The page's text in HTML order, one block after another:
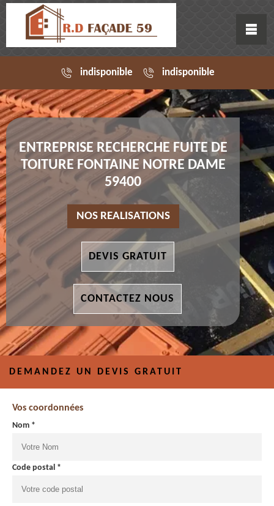
indisponible indisponible
ENTREPRISE RECHERCHE FUITE DE
TOITURE FONTAINE NOTRE DAME
59400
NOS REALISATIONS
DEVIS GRATUIT
CONTACTEZ NOUS
DEMANDEZ UN DEVIS GRATUIT
Vos coordonnées
Nom *
Code postal *